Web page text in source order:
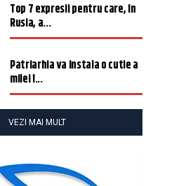
Top 7 expresii pentru care, în
Rusia, a...
Patriarhia va instala o cutie a
milei î...
VEZI MAI MULT